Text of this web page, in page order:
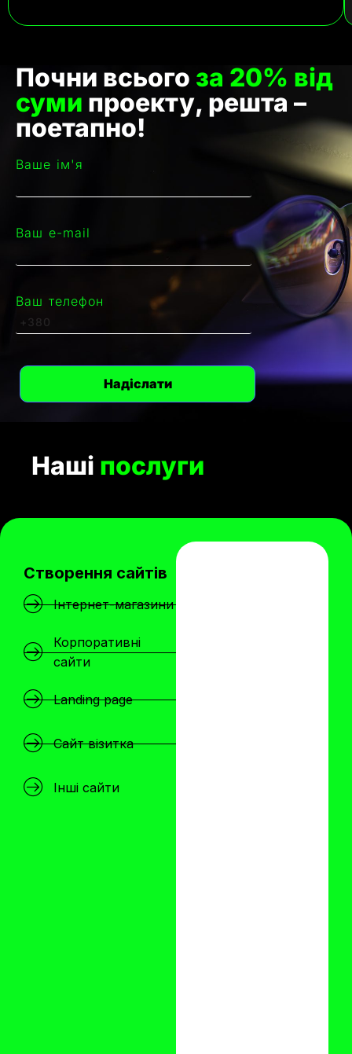
Почни всього за 20% від
суми проекту, решта –
поетапно!
Ваше ім'я
Ваш e-mail
Ваш телефон
Наші послуги
Створення сайтів
Інтернет-магазини
Корпоративні
сайти
Landing page
Сайт візитка
Інші сайти